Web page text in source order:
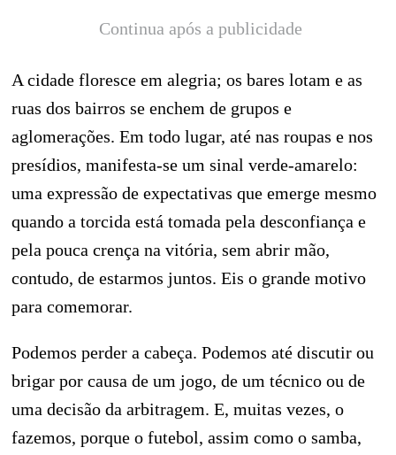
Continua após a publicidade
A cidade floresce em alegria; os bares lotam e as
ruas dos bairros se enchem de grupos e
aglomerações. Em todo lugar, até nas roupas e nos
presídios, manifesta-se um sinal verde-amarelo:
uma expressão de expectativas que emerge mesmo
quando a torcida está tomada pela desconfiança e
pela pouca crença na vitória, sem abrir mão,
contudo, de estarmos juntos. Eis o grande motivo
para comemorar.
Podemos perder a cabeça. Podemos até discutir ou
brigar por causa de um jogo, de um técnico ou de
uma decisão da arbitragem. E, muitas vezes, o
fazemos, porque o futebol, assim como o samba,